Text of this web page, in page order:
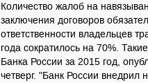
Количество жалоб на
заключения договоров
ответственности владельцев
года сократилось на 70%.
Банка России за 2015 год,
четверг. "Банк России внедрил